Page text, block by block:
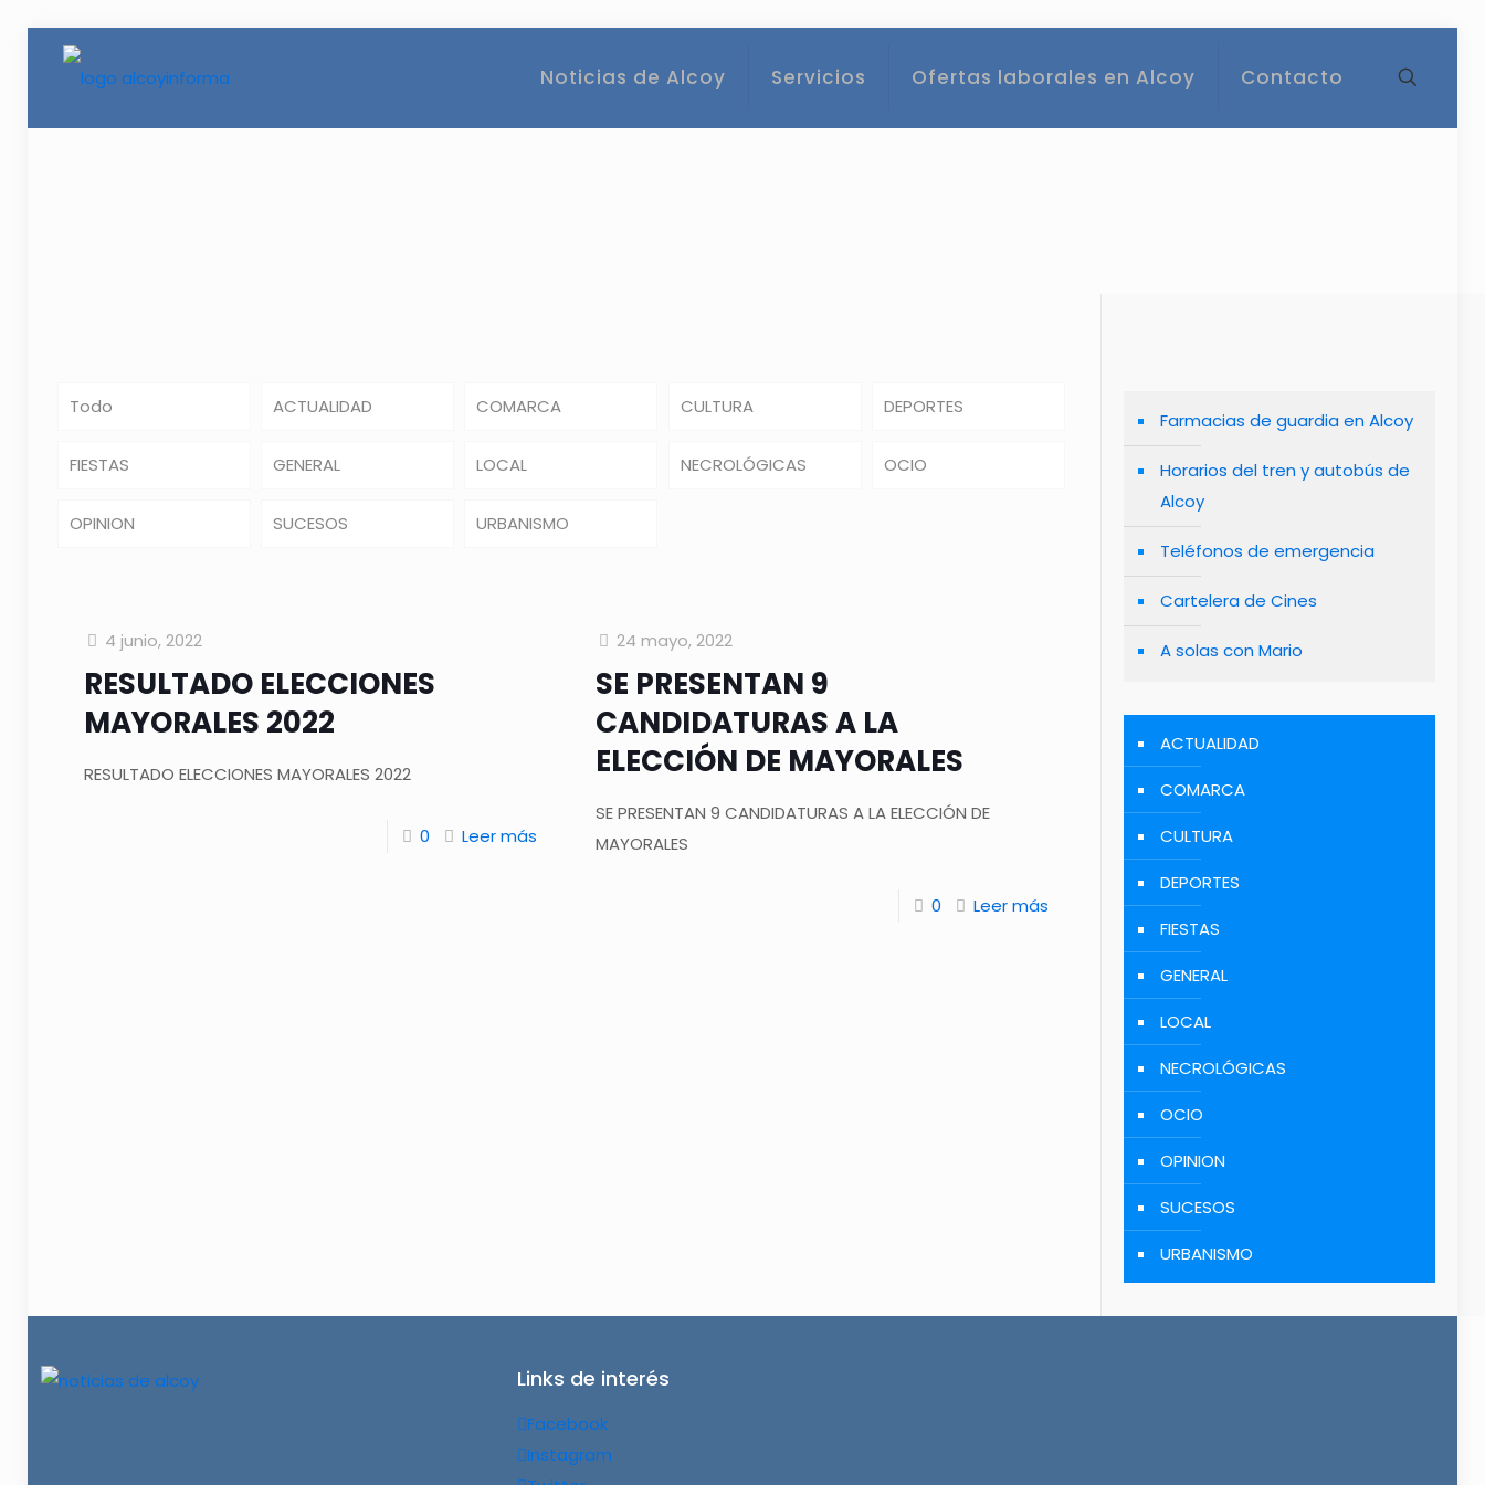
Noticias de Alcoy Servicios Ofertas laborales en Alcoy Contacto
Todo ACTUALIDAD COMARCA CULTURA DEPORTES
FIESTAS GENERAL LOCAL NECROLÓGICAS OCIO
OPINION SUCESOS URBANISMO
4 junio, 2022
RESULTADO ELECCIONES
MAYORALES 2022
RESULTADO ELECCIONES MAYORALES 2022
0 Leer más
24 mayo, 2022
SE PRESENTAN 9
CANDIDATURAS A LA
ELECCIÓN DE MAYORALES
SE PRESENTAN 9 CANDIDATURAS A LA ELECCIÓN DE
MAYORALES
0 Leer más
Farmacias de guardia en Alcoy
Horarios del tren y autobús de
Alcoy
Teléfonos de emergencia
Cartelera de Cines
A solas con Mario
ACTUALIDAD
COMARCA
CULTURA
DEPORTES
FIESTAS
GENERAL
LOCAL
NECROLÓGICAS
OCIO
OPINION
SUCESOS
URBANISMO
Links de interés
Facebook
Instagram